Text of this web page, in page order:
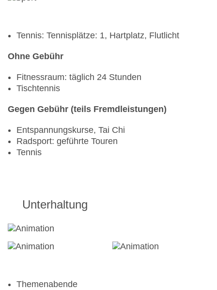
Tennis: Tennisplätze: 1, Hartplatz, Flutlicht
Ohne Gebühr
Fitnessraum: täglich 24 Stunden
Tischtennis
Gegen Gebühr (teils Fremdleistungen)
Entspannungskurse, Tai Chi
Radsport: geführte Touren
Tennis
Unterhaltung
Themenabende